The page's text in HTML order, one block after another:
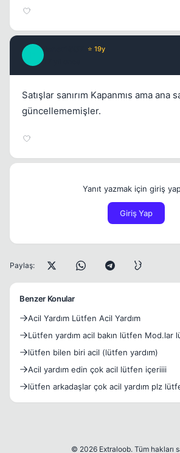
⭐ 19y
Satışlar sanırım Kapanmıs ama ana
güncellememişler.
Yanıt yazmak için giriş
Giriş Yap
Paylaş:
Benzer Konular
Acil Yardım Lütfen Acil Yardım
Lütfen yardım acil bakın lütfen Mod.lar
lütfen bilen biri acil (lütfen yardım)
Acil yardım edin çok acil lütfen içeriiii
lütfen arkadaşlar çok acil yardım plz
© 2026 Extraloob. Tüm hakları